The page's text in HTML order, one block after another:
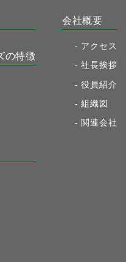
の特徴
会社概要
アクセス
社長挨拶
役員紹介
組織図
関連会社